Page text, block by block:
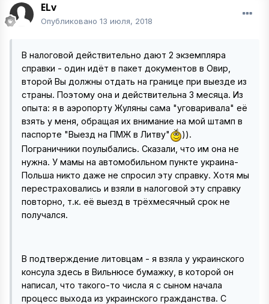
ELv
Опубликовано 13 июля, 2018
В налоговой действительно дают 2 экземпляра
справки - один идёт в пакет документов в Овир,
второй Вы должны отдать на границе при выезде из
страны. Поэтому она и действительна 3 месяца. Из
опыта: я в аэропорту Жуляны сама "уговаривала" её
взять у меня, обращая их внимание на мой штамп в
паспорте "Выезд на ПМЖ в Литву"
)).
Пограничники поулыбались. Сказали, что им она не
нужна. У мамы на автомобильном пункте украина-
Польша никто даже не спросил эту справку. Хотя мы
перестраховались и взяли в налоговой эту справку
повторно, т.к. её выезд в трёхмесячный срок не
получался.
В подтверждение литовцам - я взяла у украинского
консула здесь в Вильнюсе бумажку, в которой он
написал, что такого-то числа я с сыном начала
процесс выхода из украинского гражданства. С